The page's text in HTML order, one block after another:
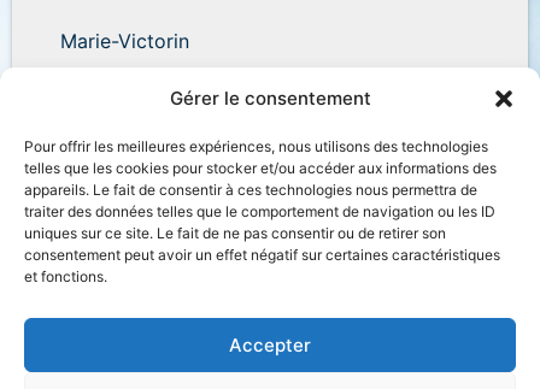
Gérer le consentement
Pour offrir les meilleures expériences, nous utilisons des technologies
telles que les cookies pour stocker et/ou accéder aux informations des
appareils. Le fait de consentir à ces technologies nous permettra de
traiter des données telles que le comportement de navigation ou les ID
uniques sur ce site. Le fait de ne pas consentir ou de retirer son
consentement peut avoir un effet négatif sur certaines caractéristiques
et fonctions.
Accepter
Marie-Victorin
Wilder-Penfield
Accessibilité Plan du site Salle de presse
Nous joindre